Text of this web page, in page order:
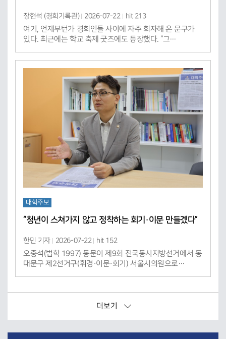
장현석 (경희기록관) 2026-07-22
hit 213
여기, 언제부턴가 경희인들 사이에 자주 회자해 온 문구가
있다. 최근에는 학교 축제 굿즈에도 등장했다. “그…
대학주보
“청년이 스쳐가지 않고 정착하는 회기·이문 만들겠다”
한민 기자 2026-07-22
hit 152
오중석(법학 1997) 동문이 제9회 전국동시지방선거에서 동
대문구 제2선거구(휘경·이문·회기) 서울시의원으로…
더보기